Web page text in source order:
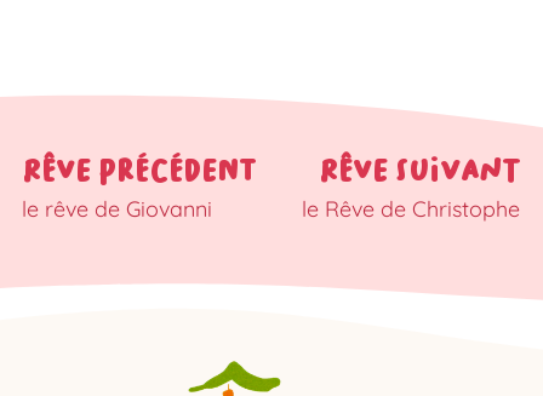
RÊVE PRÉCÉDENT
le rêve de Giovanni
RÊVE SUIVANT
le Rêve de Christophe